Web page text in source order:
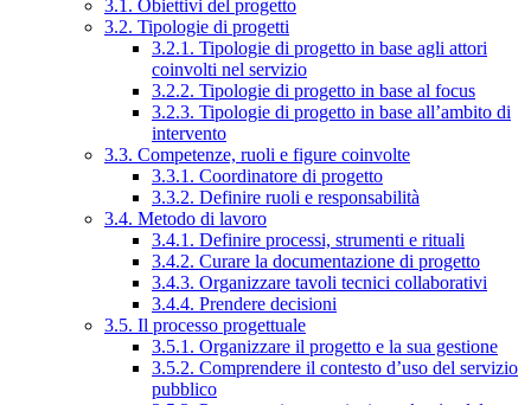
3.1. Obiettivi del progetto
3.2. Tipologie di progetti
3.2.1. Tipologie di progetto in base agli attori
coinvolti nel servizio
3.2.2. Tipologie di progetto in base al focus
3.2.3. Tipologie di progetto in base all’ambito di
intervento
3.3. Competenze, ruoli e figure coinvolte
3.3.1. Coordinatore di progetto
3.3.2. Definire ruoli e responsabilità
3.4. Metodo di lavoro
3.4.1. Definire processi, strumenti e rituali
3.4.2. Curare la documentazione di progetto
3.4.3. Organizzare tavoli tecnici collaborativi
3.4.4. Prendere decisioni
3.5. Il processo progettuale
3.5.1. Organizzare il progetto e la sua gestione
3.5.2. Comprendere il contesto d’uso del servizio
pubblico